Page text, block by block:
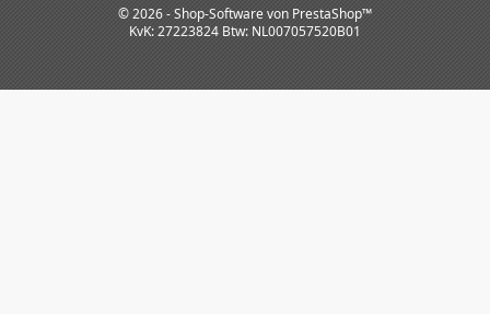
© 2026 - Shop-Software von PrestaShop™
KvK: 27223824 Btw: NL007057520B01